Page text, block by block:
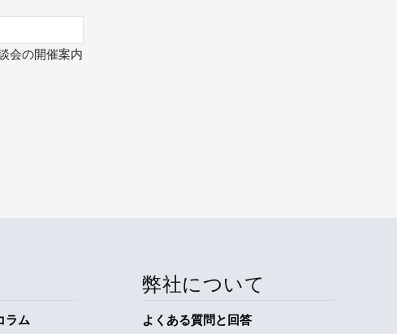
会の開催案内
ラム
弊社について
よくある質問と回答